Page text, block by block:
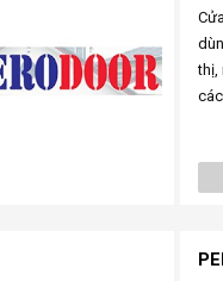
thị,